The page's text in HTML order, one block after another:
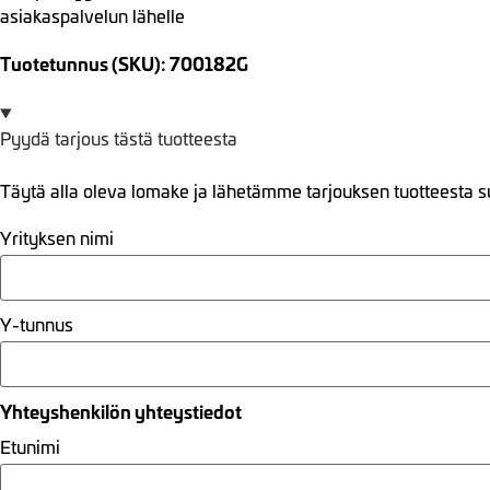
asiakaspalvelun lähelle
Tuotetunnus (SKU): 700182G
Pyydä tarjous tästä tuotteesta
Täytä alla oleva lomake ja lähetämme tarjouksen tuotteesta
Yrityksen nimi
Y-tunnus
Yhteyshenkilön yhteystiedot
Etunimi